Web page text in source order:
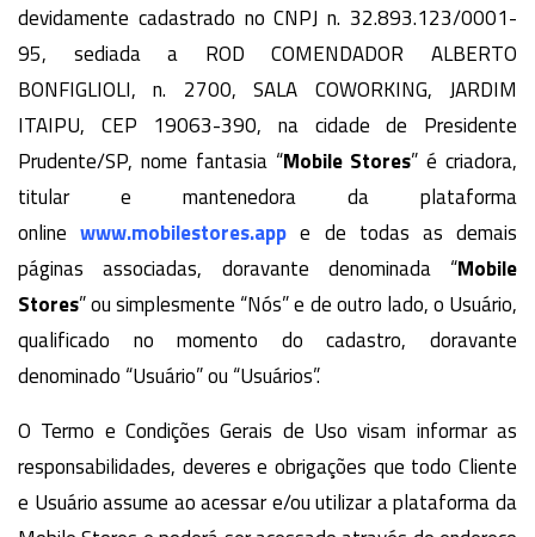
devidamente cadastrado no CNPJ n. 32.893.123/0001-
95, sediada a ROD COMENDADOR ALBERTO
BONFIGLIOLI, n. 2700, SALA COWORKING, JARDIM
ITAIPU, CEP 19063-390, na cidade de Presidente
Prudente/SP, nome fantasia “Mobile Stores” é criadora,
titular e mantenedora da plataforma
onlinewww.mobilestores.app e de todas as demais
páginas associadas, doravante denominada “Mobile
Stores” ou simplesmente “Nós” e de outro lado, o Usuário,
qualificado no momento do cadastro, doravante
denominado “Usuário” ou “Usuários”.
O Termo e Condições Gerais de Uso visam informar as
responsabilidades, deveres e obrigações que todo Cliente
e Usuário assume ao acessar e/ou utilizar a plataforma da